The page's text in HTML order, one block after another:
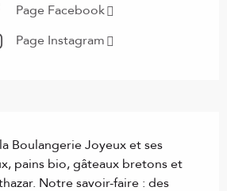
Page Facebook
Page Instagram
Boulangerie Joyeux et ses
pains bio, gâteaux bretons et
Notre savoir-faire : des